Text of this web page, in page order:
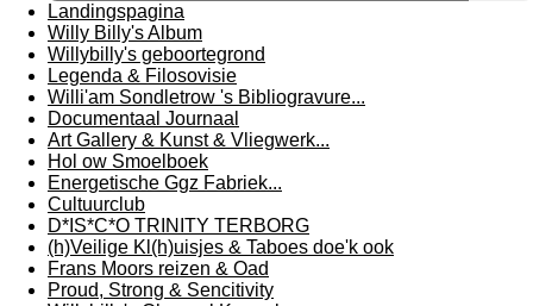
Landingspagina
Willy Billy's Album
Willybilly's geboortegrond
Legenda & Filosovisie
Willi'am Sondletrow 's Bibliogravure...
Documentaal Journaal
Art Gallery & Kunst & Vliegwerk...
Hol ow Smoelboek
Energetische Ggz Fabriek...
Cultuurclub
D*IS*C*O TRINITY TERBORG
(h)Veilige Kl(h)uisjes & Taboes doe'k ook
Frans Moors reizen & Oad
Proud, Strong & Sencitivity